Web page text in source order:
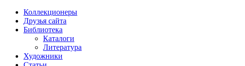
Коллекционеры
Друзья сайта
Библиотека
Каталоги
Литература
Художники